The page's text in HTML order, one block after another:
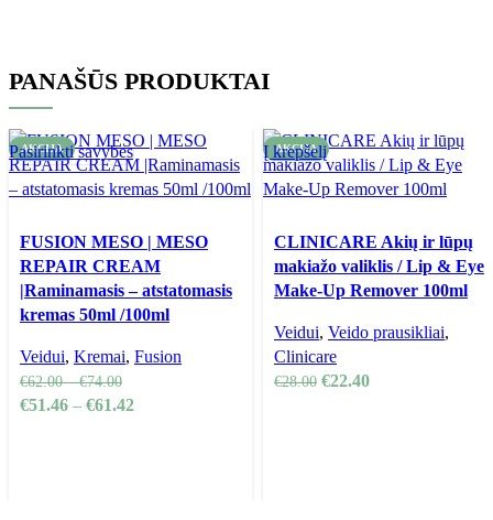
PANAŠŪS PRODUKTAI
AKCIJA
Pasirinkti savybes
FUSION MESO | MESO
REPAIR CREAM
|Raminamasis – atstatomasis
kremas 50ml /100ml
Veidui, Kremai, Fusion
€62.00 – €74.00
€51.46 – €61.42
AKCIJA
Į krepšelį
CLINICARE Akių ir lūpų
makiažo valiklis / Lip & Eye
Make-Up Remover 100ml
Veidui, Veido prausikliai,
Clinicare
€28.00 €22.40